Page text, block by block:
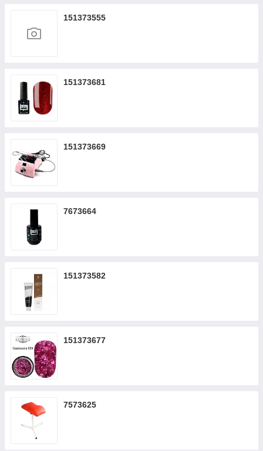
151373555
151373681
151373669
7673664
151373582
151373677
7573625